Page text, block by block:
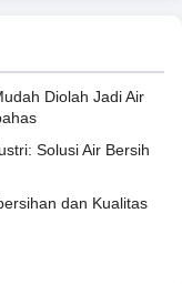
Diolah Jadi Air
Solusi Air Bersih
dan Kualitas